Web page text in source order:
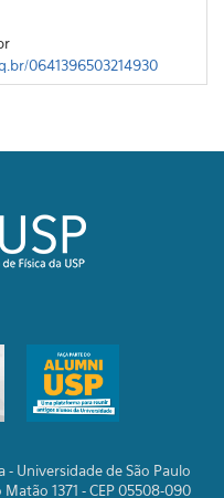
0641396503214930
- Universidade de São Paulo
Matão 1371 - CEP 05508-090